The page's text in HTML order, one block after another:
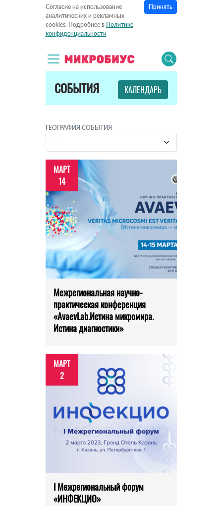
Согласие на использование
аналитических и рекламных
cookies. Подробнее в Политике
конфиденциальности
Принять
СОБЫТИЯ КАЛЕНДАРЬ
ГЕОГРАФИЯ СОБЫТИЯ
МАРТ
14
Межрегиональная научно-
практическая конференция
«AvaevLab.Истина микромира.
Истина диагностики»
МАРТ
2
I Межрегиональный форум
«ИНФЕКЦИО»